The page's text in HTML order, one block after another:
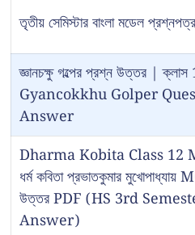
তৃতীয় সেমিস্টার বাংলা মডেল
জ্ঞানচক্ষু গল্পের প্রশ্ন উত্তর |
Gyancokkhu Golper
Answer
Dharma Kobita Class 12
ধর্ম কবিতা প্রভাতকুমার মুখোপাধ্যায়
উত্তর PDF (HS 3rd
Answer)